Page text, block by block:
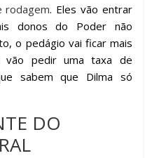
rodagem. Eles vão entrar
donos do Poder não
o pedágio vai ficar mais
vão pedir uma taxa de
sabem que Dilma só
DO